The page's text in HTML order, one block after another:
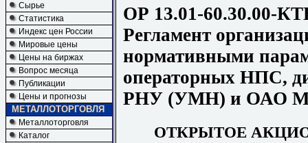
Сырье
Статистика
Индекс цен России
Мировые цены
Цены на биржах
Вопрос месяца
Публикации
Цены и прогнозы
МЕТАЛЛОТОРГОВЛЯ
Металлоторговля
Каталог
ОР 13.01-60.30.00-
Регламент
нормативными
операторных НПС,
РНУ (УМН) и ОАО
ОТКРЫТОЕ